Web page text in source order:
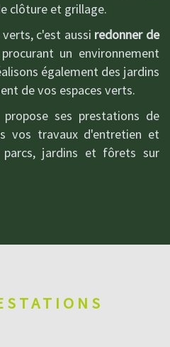
clôture et grillage.
c'est aussi redonner de
un environnement
également des jardins
de vos espaces verts.
ses prestations de
vos travaux d'entretien et
jardins et fôrets sur